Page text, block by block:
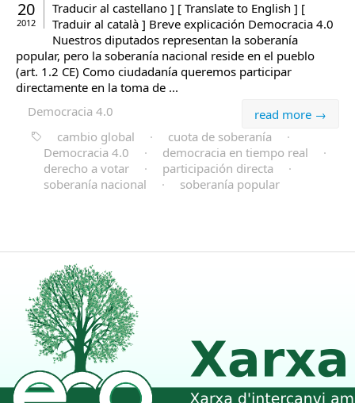
20
2012
Traducir al castellano ] [ Translate to English ] [
Traduir al català ] Breve explicación Democracia 4.0
Nuestros diputados representan la soberanía
popular, pero la soberanía nacional reside en el pueblo
(art. 1.2 CE) Como ciudadanía queremos participar
directamente en la toma de ...
read more →
Democracia 4.0
cambio global
· cuota de soberanía
·
Democracia 4.0
· democracia en tiempo real
·
derecho a votar
· participación directa
·
soberanía nacional
· soberanía popular